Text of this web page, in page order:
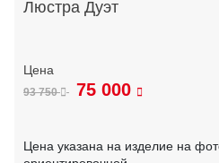
Люстра Дуэт
93 750 75 000
Цена указана на изделие на